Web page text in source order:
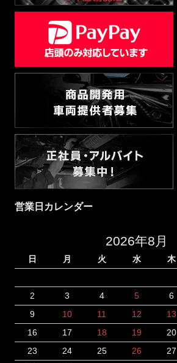
営業日カレンダー
2026年8月
日 月 火 水 木
2
3 4 5 6
9
10 11 12 13
16
17 18 19 20
23
24 25 26 27